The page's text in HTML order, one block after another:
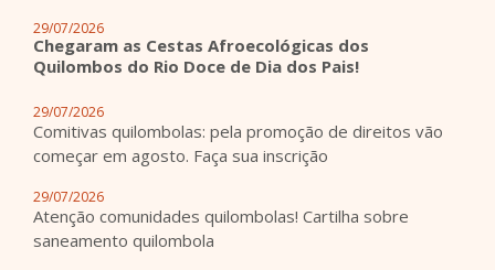
29/07/2026
Chegaram as Cestas Afroecológicas dos
Quilombos do Rio Doce de Dia dos Pais!
29/07/2026
Comitivas quilombolas: pela promoção de direitos vão
começar em agosto. Faça sua inscrição
29/07/2026
Atenção comunidades quilombolas! Cartilha sobre
saneamento quilombola